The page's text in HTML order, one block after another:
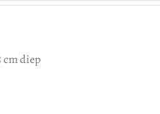
cm diep